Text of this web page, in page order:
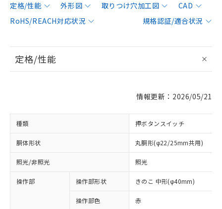
定格/性能 外形図 取りつけ穴加工図
CAD
RoHS/REACH対応状況
規格認証/適合状況
定格/性能
情報更新：2026/05/21
種類 押ボタンスイッチ
胴体形状 丸胴形(φ22/25mm共用)
照光/非照光 照光
操作部 操作部形状 きのこ 中形(φ40mm)
操作部色 赤